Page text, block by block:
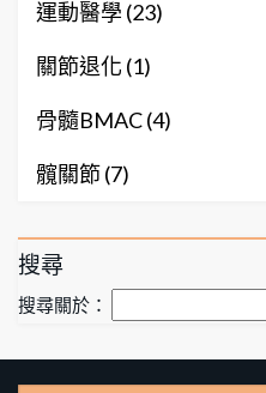
運動醫學 (23)
關節退化 (1)
骨髓BMAC (4)
髖關節 (7)
搜尋
搜尋關於：